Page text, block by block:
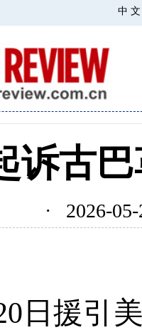
中 文
诉古
· 2026-
援引美